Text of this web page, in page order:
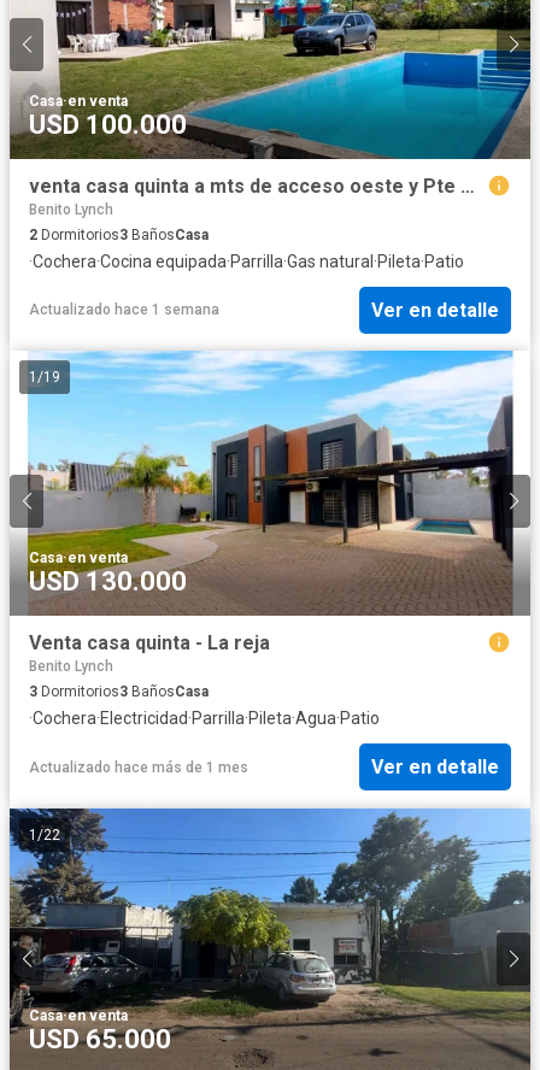
Casa·en venta
USD 100.000
venta casa quinta a mts de acceso oeste y Pte Gorriti
Benito Lynch
2 Dormitorios3 BañosCasa
·Cochera·Cocina equipada·Parrilla·Gas natural·Pileta·Patio
Actualizado hace 1 semana Ver en detalle
1 /19
Casa·en venta
USD 130.000
Venta casa quinta - La reja
Benito Lynch
3 Dormitorios3 BañosCasa
·Cochera·Electricidad·Parrilla·Pileta·Agua·Patio
Actualizado hace más de 1 mes Ver en detalle
1 /22
Casa·en venta
USD 65.000